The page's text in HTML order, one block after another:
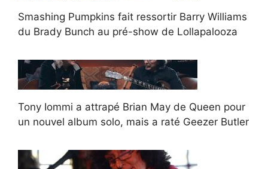
Smashing Pumpkins fait ressortir Barry Williams
du Brady Bunch au pré-show de Lollapalooza
Tony Iommi a attrapé Brian May de Queen pour
un nouvel album solo, mais a raté Geezer Butler